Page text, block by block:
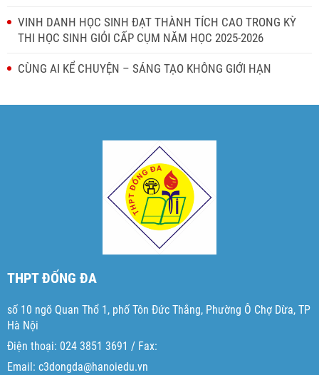
VINH DANH HỌC SINH ĐẠT THÀNH TÍCH CAO TRONG KỲ
THI HỌC SINH GIỎI CẤP CỤM NĂM HỌC 2025-2026
CÙNG AI KỂ CHUYỆN – SÁNG TẠO KHÔNG GIỚI HẠN
THPT ĐỐNG ĐA
số 10 ngõ Quan Thổ 1, phố Tôn Đức Thắng, Phường Ô Chợ Dừa, TP
Hà Nội
Điện thoại: 024 3851 3691 / Fax:
Email: c3dongda@hanoiedu.vn